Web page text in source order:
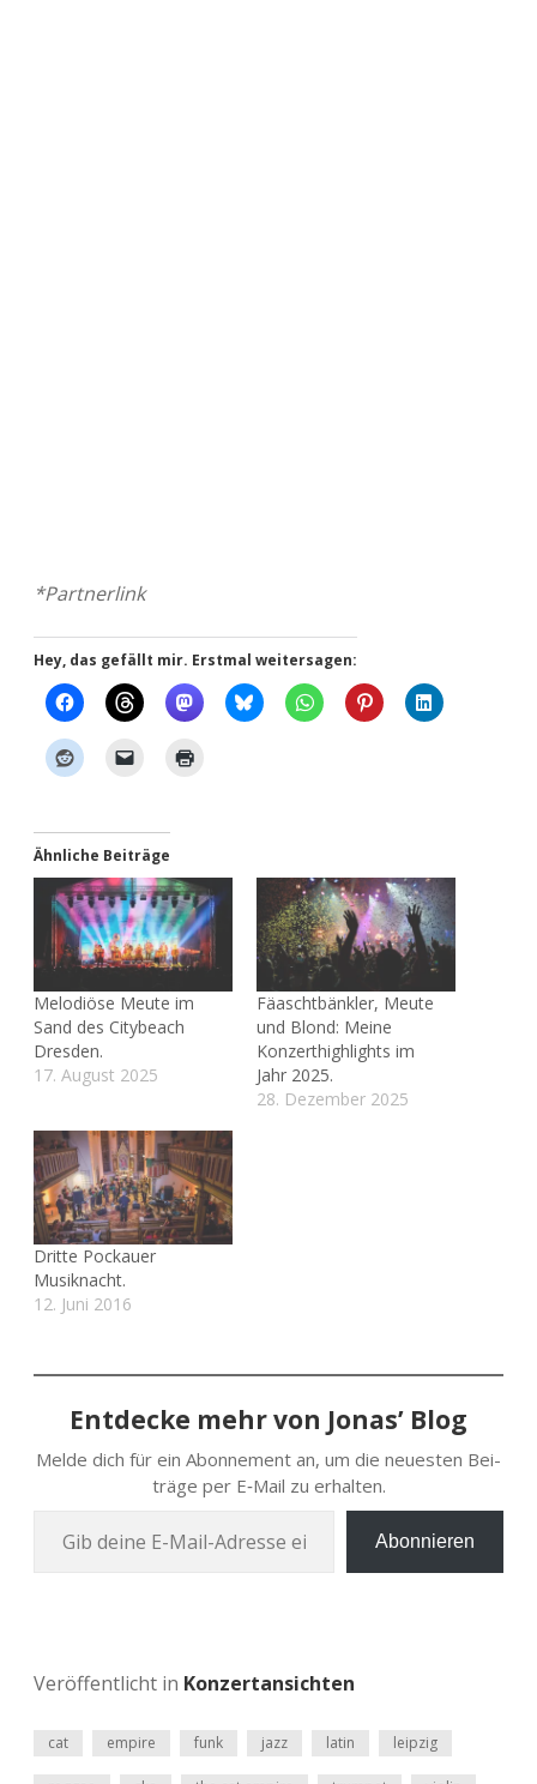
*Part­ner­link
Hey, das gefällt mir. Erstmal weitersagen:
Ähnliche Beiträge
Melodiöse Meute im
Sand des Citybeach
Dresden.
17. August 2025
Fäaschtbänkler, Meute
und Blond: Meine
Konzerthighlights im
Jahr 2025.
28. Dezember 2025
Dritte Pockauer
Musiknacht.
12. Juni 2016
Entdecke mehr von Jonas’ Blog
Melde dich für ein Abon­ne­ment an, um die neu­es­ten Bei­
trä­ge per E‑Mail zu erhalten.
Abonnieren
Veröffentlicht in Konzertansichten
cat empire funk jazz latin leipzig